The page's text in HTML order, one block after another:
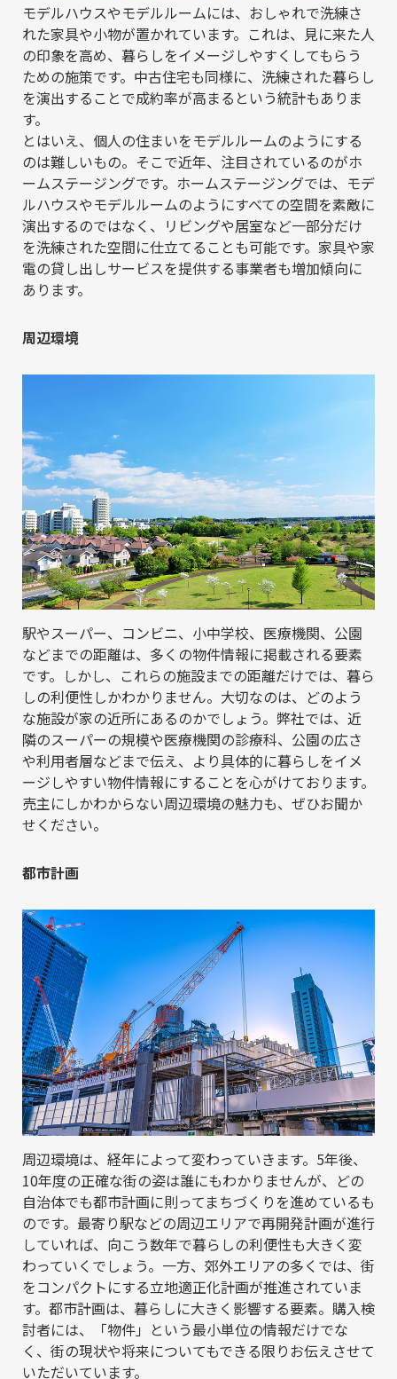
モデルハウスやモデルルームには、おしゃれで洗練さ
れた家具や小物が置かれています。これは、見に来た人
の印象を高め、暮らしをイメージしやすくしてもらう
ための施策です。中古住宅も同様に、洗練された暮らし
を演出することで成約率が高まるという統計もありま
す。
とはいえ、個人の住まいをモデルルームのようにする
のは難しいもの。そこで近年、注目されているのがホ
ームステージングです。ホームステージングでは、モデ
ルハウスやモデルルームのようにすべての空間を素敵に
演出するのではなく、リビングや居室など一部分だけ
を洗練された空間に仕立てることも可能です。家具や家
電の貸し出しサービスを提供する事業者も増加傾向に
あります。
周辺環境
駅やスーパー、コンビニ、小中学校、医療機関、公園
などまでの距離は、多くの物件情報に掲載される要素
です。しかし、これらの施設までの距離だけでは、暮ら
しの利便性しかわかりません。大切なのは、どのよう
な施設が家の近所にあるのかでしょう。弊社では、近
隣のスーパーの規模や医療機関の診療科、公園の広さ
や利用者層などまで伝え、より具体的に暮らしをイメ
ージしやすい物件情報にすることを心がけております。
売主にしかわからない周辺環境の魅力も、ぜひお聞か
せください。
都市計画
周辺環境は、経年によって変わっていきます。5年後、
10年度の正確な街の姿は誰にもわかりませんが、どの
自治体でも都市計画に則ってまちづくりを進めているも
のです。最寄り駅などの周辺エリアで再開発計画が進行
していれば、向こう数年で暮らしの利便性も大きく変
わっていくでしょう。一方、郊外エリアの多くでは、街
をコンパクトにする立地適正化計画が推進されていま
す。都市計画は、暮らしに大きく影響する要素。購入検
討者には、「物件」という最小単位の情報だけでな
く、街の現状や将来についてもできる限りお伝えさせて
いただいています。